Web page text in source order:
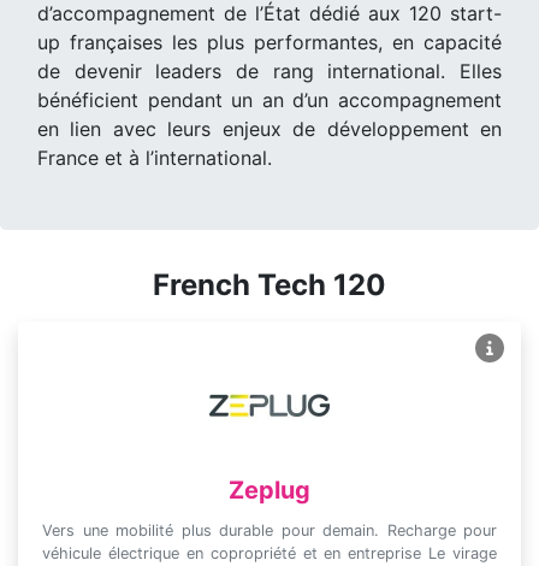
d’accompagnement de l’État dédié aux 120 start-
up françaises les plus performantes, en capacité
de devenir leaders de rang international. Elles
bénéficient pendant un an d’un accompagnement
en lien avec leurs enjeux de développement en
France et à l’international.
French Tech 120
Zeplug
Vers une mobilité plus durable pour demain. Recharge pour
véhicule électrique en copropriété et en entreprise Le virage